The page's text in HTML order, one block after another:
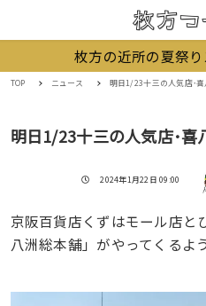
枚方の近所の夏祭
TOP ニュース 明日1/23十三の人気店･
明日1/23十三の人気店･喜
投稿日
2024年1月22日 09:00
京阪百貨店くずはモール店と
八洲総本舗」がやってくるよ